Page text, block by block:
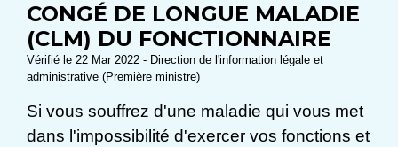
CONGÉ DE LONGUE MALADIE
(CLM) DU FONCTIONNAIRE
Vérifié le 22 Mar 2022 - Direction de l'information légale et
administrative (Première ministre)
Si vous souffrez d'une maladie qui vous met
dans l'impossibilité d'exercer vos fonctions et